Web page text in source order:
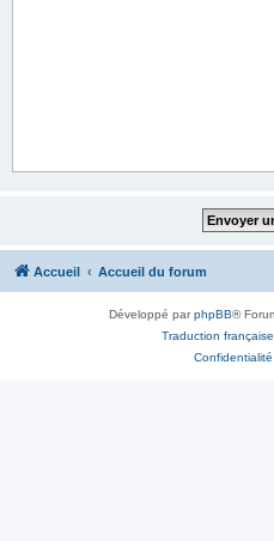
Accueil Accueil du forum
Développé parphpBB®
Traduction
Confidentialité